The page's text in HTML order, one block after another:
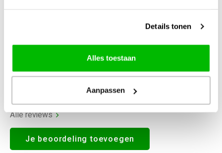
Details tonen
Alles toestaan
Aanpassen
Alle reviews
Je beoordeling toevoegen